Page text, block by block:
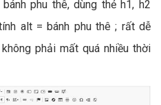
phu thê, dùng thẻ h1, h2
alt = bánh phu thê ; rất dễ
phải mất quá nhiều thời